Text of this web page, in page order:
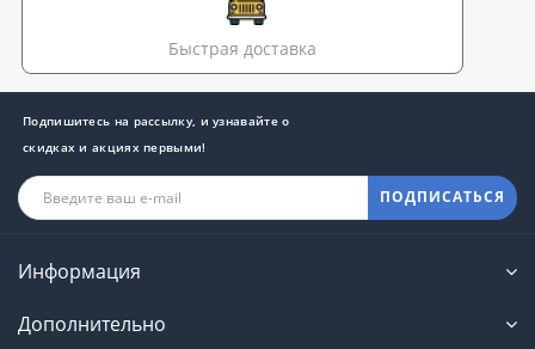
Быстрая доставка
Подпишитесь на рассылку, и узнавайте о
скидках и акциях первыми!
ПОДПИСАТЬСЯ
Информация
Дополнительно